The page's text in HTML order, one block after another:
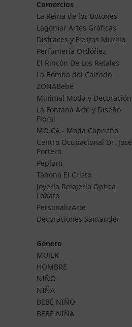
Comercios
La Reina de los Botones
Lagomar Artes Gráficas
Disfraces y Fiestas Murillo
Perfumería Ordóñez
El Rincón De Los Retales
La Bomba del Calzado
ZONABebé
Minimal Moda y Decoración
La Fontana Arte y Diseño
Floral
MO.CA - Moda Capricho
Centro Ocupacional Dr. José
Portero
Peplum
Tahona El Cristo
Joyería Relojería Óptica
Lobato
PersonalizArte
Decoraciones Santander
Género
MUJER
HOMBRE
NIÑO
NIÑA
BEBÉ NIÑO
BEBÉ NIÑA